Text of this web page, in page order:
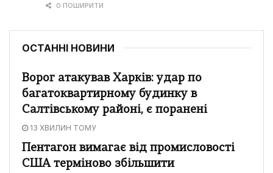
0 ПОШИРИТИ
ОСТАННІ НОВИНИ
Ворог атакував Харків: удар по
багатоквартирному будинку в
Салтівському районі, є поранені
13 ХВИЛИН ТОМУ
Пентагон вимагає від промисловості
США терміново збільшити